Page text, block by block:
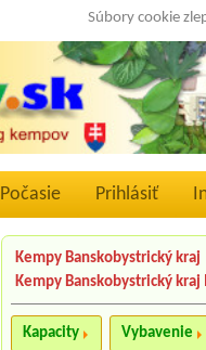
Súbory cookie
Počasie Prihlásiť
Kempy Banskobystrický kraj
Kempy Banskobystrický kraj
Kapacity Vybavenie